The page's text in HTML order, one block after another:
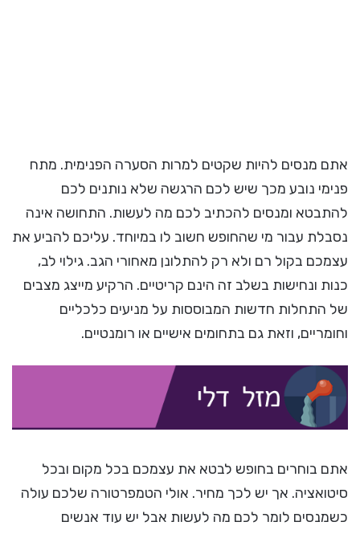
אתם מנסים להיות שקטים למרות הסערה הפנימית. מתח
פנימי נובע מכך שיש לכם הרגשה שלא נותנים לכם
להתבטא ומנסים להכתיב לכם מה לעשות. התחושה אינה
נסבלת עבור מי שהחופש חשוב לו במיוחד. עליכם להביע את
עצמכם בקול רם ולא רק להתלונן מאחורי הגב. גילוי לב,
כנות ונחישות בשלב זה הינם קריטיים. הרקיע מייצג מצבים
של התחלות חדשות המבוססות על מניעים כלכליים
וחומריים, וזאת גם בתחומים אישיים או רומנטיים.
אתם בוחרים בחופש לבטא את עצמכם בכל מקום ובכל
סיטואציה. אך יש לכך מחיר. אולי הטמפרטורה שלכם עולה
כשמנסים לומר לכם מה לעשות אבל יש עוד אנשים